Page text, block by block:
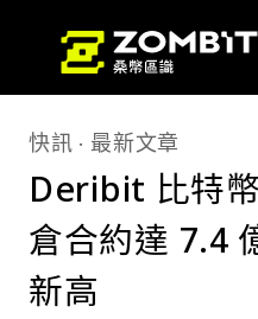
快訊 最新文章
Deribit 比特
倉合約達 7.4
新高